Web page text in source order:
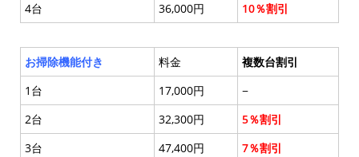
4台
36,000円 10％割引
お掃除機能付き 料金
複数台割引
1台
17,000円
−
2台
32,300円
5％割引
3台
47,400円
7％割引